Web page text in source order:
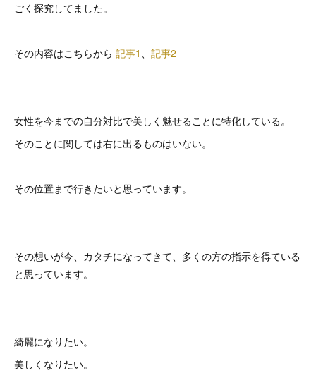
ごく探究してました。
その内容はこちらから 記事1 、 記事2
女性を今までの自分対比で美しく魅せることに特化している。
そのことに関しては右に出るものはいない。
その位置まで行きたいと思っています。
その想いが今、カタチになってきて、多くの方の指示を得ている
と思っています。
綺麗になりたい。
美しくなりたい。